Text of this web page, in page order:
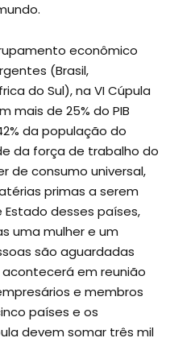
econômico
(Brasil,
do Sul), na VI Cúpula
mais de 25% do PIB
da população do
da força de trabalho do
de consumo universal,
primas a serem
desses países,
uma mulher e um
são aguardadas
em reunião
e membros
países e os
devem somar três mil